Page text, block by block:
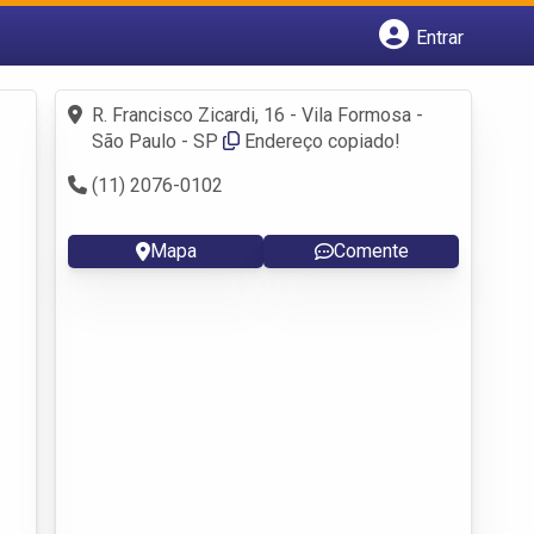
Entrar
Fazer login
Criar conta
R. Francisco Zicardi, 16 - Vila Formosa -
São Paulo - SP
Endereço copiado!
(11) 2076-0102
Mapa Comente